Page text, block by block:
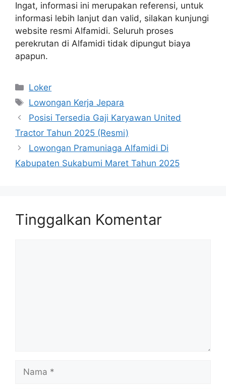
Ingat, informasi ini merupakan referensi, untuk
informasi lebih lanjut dan valid, silakan kunjungi
website resmi Alfamidi. Seluruh proses
perekrutan di Alfamidi tidak dipungut biaya
apapun.
Kategori
Loker
Tag
Lowongan Kerja Jepara
Posisi Tersedia Gaji Karyawan United
Tractor Tahun 2025 (Resmi)
Lowongan Pramuniaga Alfamidi Di
Kabupaten Sukabumi Maret Tahun 2025
Tinggalkan Komentar
Nama